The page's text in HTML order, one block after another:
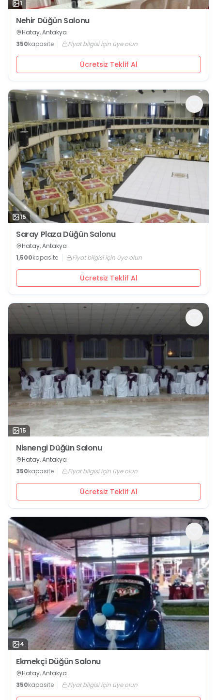
1
Nehir Düğün Salonu
Hatay, Antakya
350kapasite Fiyat bilgisi için üye olun
Ücretsiz Teklif Al
15
Saray Plaza Düğün Salonu
Hatay, Antakya
1,500kapasite Fiyat bilgisi için üye olun
Ücretsiz Teklif Al
15
Nisnengi Düğün Salonu
Hatay, Antakya
350kapasite Fiyat bilgisi için üye olun
Ücretsiz Teklif Al
4
Ekmekçi Düğün Salonu
Hatay, Antakya
350kapasite Fiyat bilgisi için üye olun